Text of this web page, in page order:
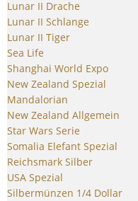
Lunar II Drache
Lunar II Schlange
Lunar II Tiger
Sea Life
Shanghai World Expo
New Zealand Spezial
Mandalorian
New Zealand Allgemein
Star Wars Serie
Somalia Elefant Spezial
Reichsmark Silber
USA Spezial
Silbermünzen 1/4 Dollar